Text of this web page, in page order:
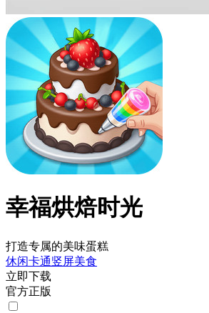
幸福烘焙时光
打造专属的美味蛋糕
休闲卡通竖屏美食
立即下载
官方正版